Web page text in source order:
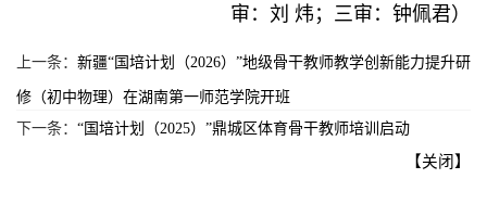
审：刘 炜；三审：钟佩君）
上一条： 新疆“国培计划（2026）”地级骨干教师教学创新能力提升研
修（初中物理）在湖南第一师范学院开班
下一条： “国培计划（2025）”鼎城区体育骨干教师培训启动
【关闭】